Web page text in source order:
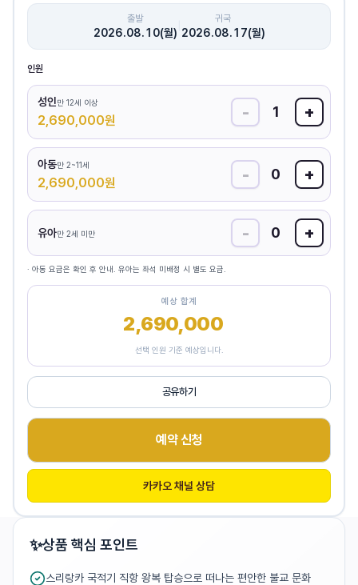
출발
2026.08.10(월)
귀국
2026.08.17(월)
인원
성인만 12세 이상
2,690,000원 - 1 +
아동만 2~11세
2,690,000원 - 0 +
유아만 2세 미만 - 0 +
· 아동 요금은 확인 후 안내. 유아는 좌석 미배정 시 별도 요금.
예상 합계
2,690,000
선택 인원 기준 예상입니다.
공유하기
예약 신청
카카오 채널 상담
✨상품 핵심 포인트
스리랑카 국적기 직항 왕복 탑승으로 떠나는 편안한 불교 문화